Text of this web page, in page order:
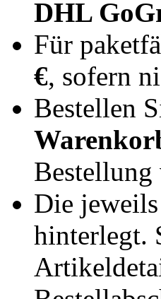
DHL
Für
€, sofern
Bestellen
Bestellung
Die
hinterlegt.